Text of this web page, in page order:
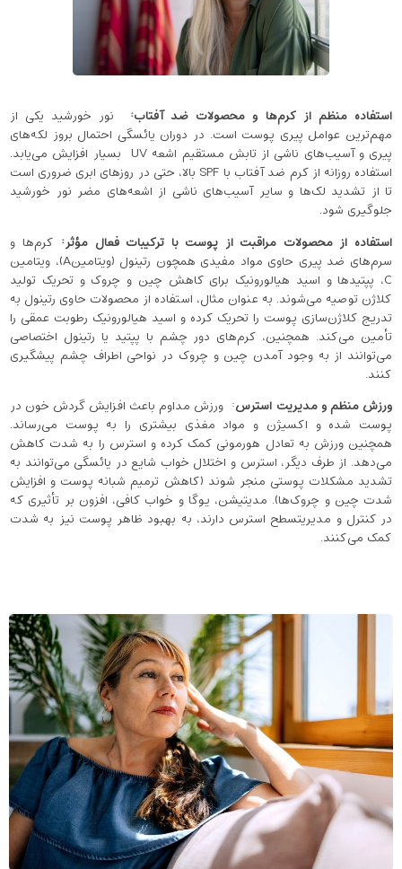
استفاده منظم از کرم‌ها و محصولات ضد آفتاب: نور خورشید یکی از
مهم‌ترین عوامل پیری پوست است. در دوران یائسگی احتمال بروز لکه‌های
پیری و آسیب‌های ناشی از تابش مستقیم اشعه UV بسیار افزایش می‌یابد.
استفاده روزانه از کرم ضد آفتاب با SPF بالا، حتی در روزهای ابری ضروری است
تا از تشدید لک‌ها و سایر آسیب‌های ناشی از اشعه‌های مضر نور خورشید
جلوگیری شود.
استفاده از محصولات مراقبت از پوست با ترکیبات فعال مؤثر: کرم‌ها و
سرم‌های ضد پیری حاوی مواد مفیدی همچون رتینول (ویتامینA)، ویتامین
C، پپتیدها و اسید هیالورونیک برای کاهش چین و چروک و تحریک تولید
کلاژن توصیه می‌شوند. به ‌عنوان مثال، استفاده از محصولات حاوی رتینول به
تدریج کلاژن‌سازی پوست را تحریک کرده و اسید هیالورونیک رطوبت عمقی را
تأمین می‌کند. همچنین، کرم‌های دور چشم با پپتید یا رتینول اختصاصی
می‌توانند از به وجود آمدن چین ‌و چروک در نواحی اطراف چشم پیشگیری
کنند.
ورزش منظم و مدیریت استرس: ورزش مداوم باعث افزایش گردش خون در
پوست شده و اکسیژن و مواد مغذی بیشتری را به پوست می‌رساند.
همچنین ورزش به تعادل هورمونی کمک کرده و استرس را به شدت کاهش
می‌دهد. از طرف دیگر، استرس و اختلال خواب شایع در یائسگی می‌توانند به
تشدید مشکلات پوستی منجر شوند (کاهش ترمیم شبانه پوست و افزایش
شدت چین و چروک‌ها). مدیتیشن، یوگا و خواب کافی، افزون بر تأثیری که
در کنترل و مدیریتسطح استرس دارند، به بهبود ظاهر پوست نیز به شدت
کمک می‌کنند.